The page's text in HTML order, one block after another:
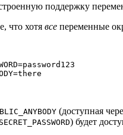
поддержку
что хотя все переменные
=password123
=there
(доступная
) будет